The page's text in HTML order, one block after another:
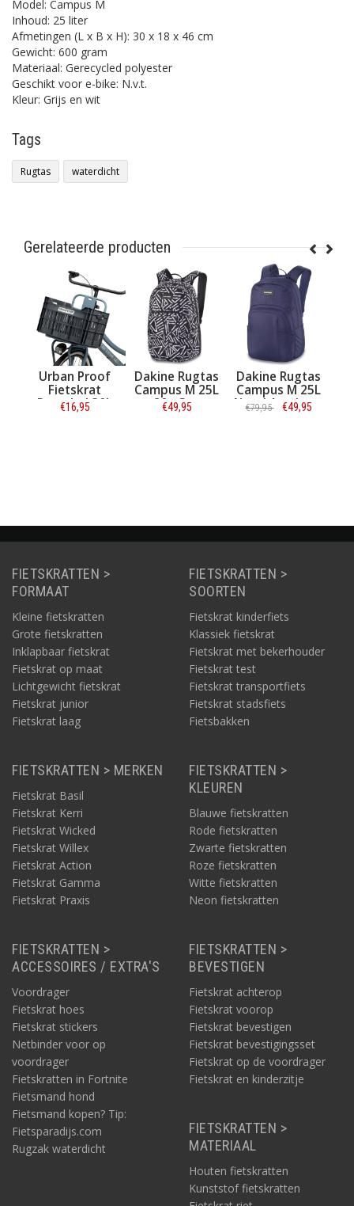
Model: Campus M
Inhoud: 25 liter
Afmetingen (L x B x H): 30 x 18 x 46 cm
Gewicht: 600 gram
Materiaal: Gerecycled polyester
Geschikt voor e-bike: N.v.t.
Kleur: Grijs en wit
Tags
Rugtas waterdicht
Gerelateerde producten
Urban Proof
Fietskrat
Recycled 30L
Asgrijs
€16,95
Dakine Rugtas
Campus M 25L
80s Geo
€49,95
Dakine Rugtas
Campus M 25L
Naval Academy
€79,95 €49,95
FIETSKRATTEN >
FORMAAT
Kleine fietskratten
Grote fietskratten
Inklapbaar fietskrat
Fietskrat op maat
Lichtgewicht fietskrat
Fietskrat junior
Fietskrat laag
FIETSKRATTEN >
SOORTEN
Fietskrat kinderfiets
Klassiek fietskrat
Fietskrat met bekerhouder
Fietskrat test
Fietskrat transportfiets
Fietskrat stadsfiets
Fietsbakken
FIETSKRATTEN > MERKEN
Fietskrat Basil
Fietskrat Kerri
Fietskrat Wicked
Fietskrat Willex
Fietskrat Action
Fietskrat Gamma
Fietskrat Praxis
FIETSKRATTEN >
KLEUREN
Blauwe fietskratten
Rode fietskratten
Zwarte fietskratten
Roze fietskratten
Witte fietskratten
Neon fietskratten
FIETSKRATTEN >
ACCESSOIRES / EXTRA'S
Voordrager
Fietskrat hoes
Fietskrat stickers
Netbinder voor op
voordrager
Fietskratten in Fortnite
Fietsmand hond
Fietsmand kopen? Tip:
Fietsparadijs.com
Rugzak waterdicht
FIETSKRATTEN >
BEVESTIGEN
Fietskrat achterop
Fietskrat voorop
Fietskrat bevestigen
Fietskrat bevestigingsset
Fietskrat op de voordrager
Fietskrat en kinderzitje
FIETSKRATTEN >
MATERIAAL
Houten fietskratten
Kunststof fietskratten